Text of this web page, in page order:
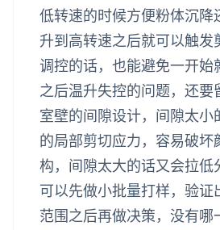
低转速的时候方便粉体沉降
升到高转速之后就可以触发
调控的话，也能避免一开始
之后温升失控的问题，还要
室壁的间隙设计，间隙太小
的局部剪切应力，容易破坏
构，间隙太大的话又会拉低
可以先做小批量打样，验证
范围之后再做决策，没有哪